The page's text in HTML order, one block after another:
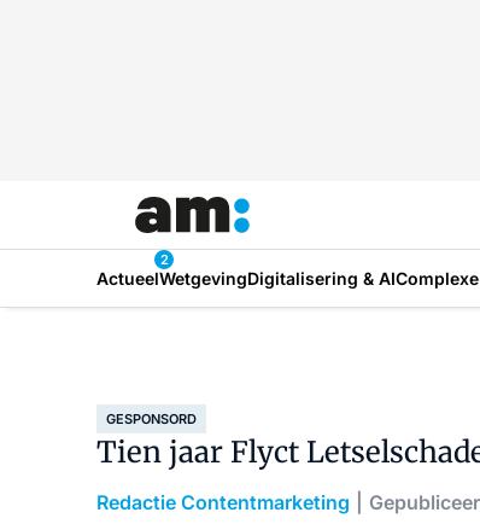
Actueel
2
WetgevingDigitalisering & AI
GESPONSORD
Tien jaar Flyct
Redactie Contentmarketing